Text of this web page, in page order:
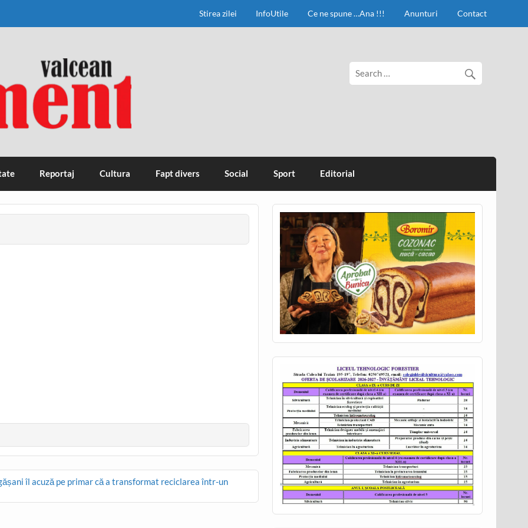
Stirea zilei InfoUtile Ce ne spune …Ana !!! Anunturi Contact
Reportaj Cultura Fapt divers Social Sport Editorial
îl acuză pe primar că a transformat reciclarea într-un